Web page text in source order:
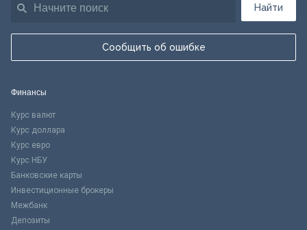
Найти
Сообщить об ошибке
Финансы
Курс валют
Курс доллара
Курс евро
Курс НБУ
Банковские карты
Инвестиционные брокеры
Межбанк
Депозиты